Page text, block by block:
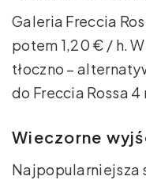
Galeria Freccia
potem 1,20 € / h.
tłoczno –
do Freccia Rossa 4
Wieczorne
Najpopularniejsza